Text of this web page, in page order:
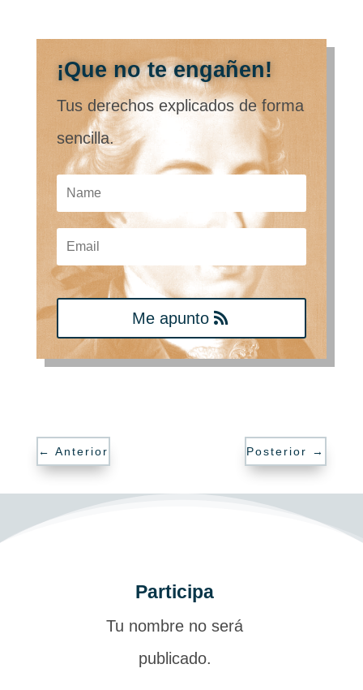
¡Que no te engañen!
Tus derechos explicados de forma
sencilla.
Me apunto
← Anterior Posterior →
Participa
Tu nombre no será
publicado.